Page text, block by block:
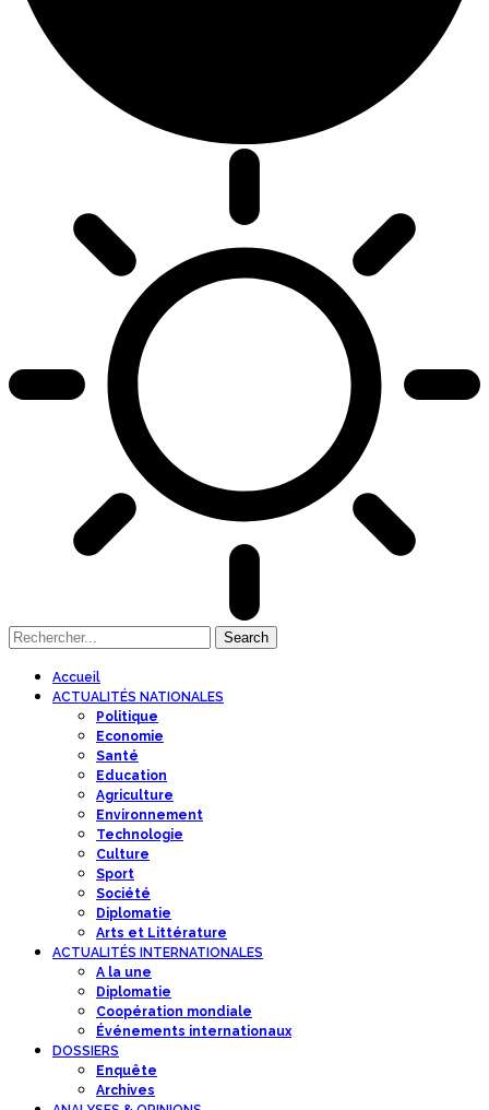
Accueil
ACTUALITÉS NATIONALES
Politique
Economie
Santé
Education
Agriculture
Environnement
Technologie
Culture
Sport
Société
Diplomatie
Arts et Littérature
ACTUALITÉS INTERNATIONALES
A la une
Diplomatie
Coopération mondiale
Événements internationaux
DOSSIERS
Enquête
Archives